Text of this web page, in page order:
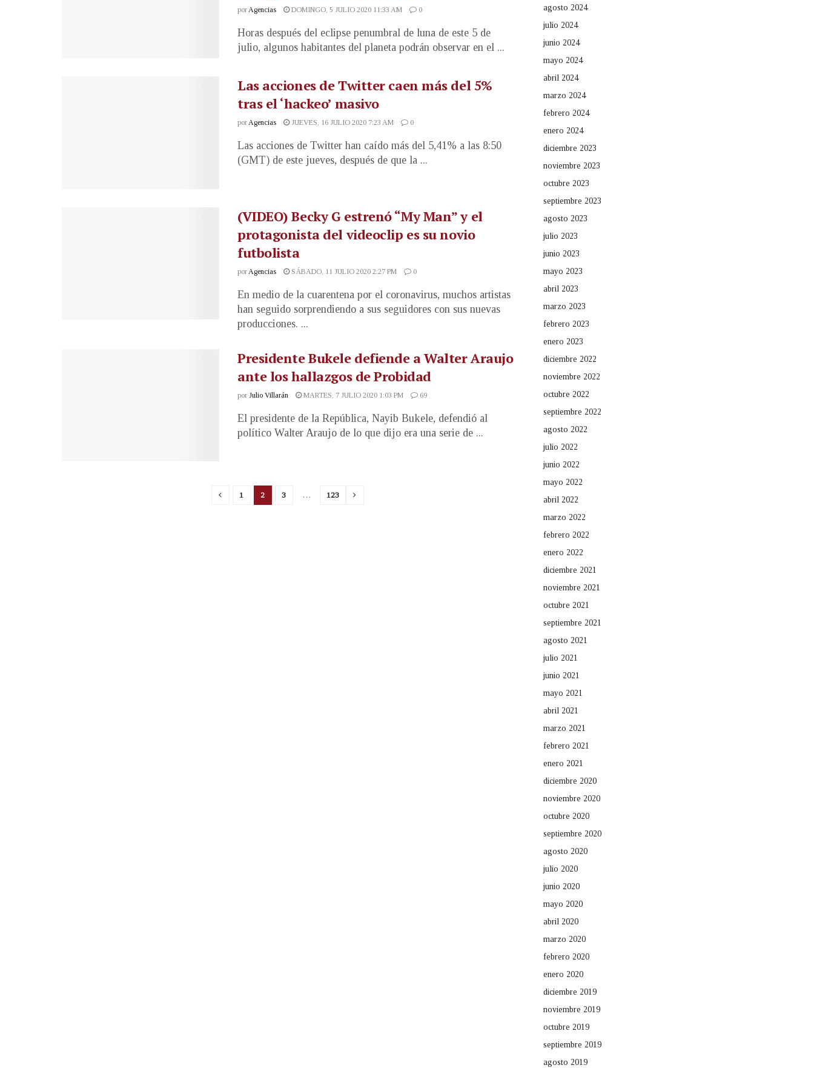
por Agencias DOMINGO, 5 JULIO 2020 11:33 AM 0
Horas después del eclipse penumbral de luna de este 5 de
julio, algunos habitantes del planeta podrán observar en el ...
Las acciones de Twitter caen más del 5%
tras el ‘hackeo’ masivo
por Agencias JUEVES, 16 JULIO 2020 7:23 AM 0
Las acciones de Twitter han caído más del 5,41% a las 8:50
(GMT) de este jueves, después de que la ...
(VIDEO) Becky G estrenó “My Man” y el
protagonista del videoclip es su novio
futbolista
por Agencias SÁBADO, 11 JULIO 2020 2:27 PM 0
En medio de la cuarentena por el coronavirus, muchos artistas
han seguido sorprendiendo a sus seguidores con sus nuevas
producciones. ...
Presidente Bukele defiende a Walter Araujo
ante los hallazgos de Probidad
por Julio Villarán MARTES, 7 JULIO 2020 1:03 PM 69
El presidente de la República, Nayib Bukele, defendió al
político Walter Araujo de lo que dijo era una serie de ...
1 2 3 … 123
agosto 2024
julio 2024
junio 2024
mayo 2024
abril 2024
marzo 2024
febrero 2024
enero 2024
diciembre 2023
noviembre 2023
octubre 2023
septiembre 2023
agosto 2023
julio 2023
junio 2023
mayo 2023
abril 2023
marzo 2023
febrero 2023
enero 2023
diciembre 2022
noviembre 2022
octubre 2022
septiembre 2022
agosto 2022
julio 2022
junio 2022
mayo 2022
abril 2022
marzo 2022
febrero 2022
enero 2022
diciembre 2021
noviembre 2021
octubre 2021
septiembre 2021
agosto 2021
julio 2021
junio 2021
mayo 2021
abril 2021
marzo 2021
febrero 2021
enero 2021
diciembre 2020
noviembre 2020
octubre 2020
septiembre 2020
agosto 2020
julio 2020
junio 2020
mayo 2020
abril 2020
marzo 2020
febrero 2020
enero 2020
diciembre 2019
noviembre 2019
octubre 2019
septiembre 2019
agosto 2019